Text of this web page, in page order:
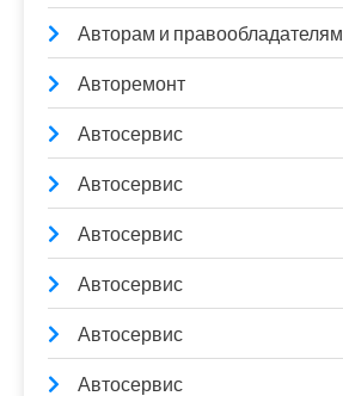
Авторам и правообладателям
Авторемонт
Автосервис
Автосервис
Автосервис
Автосервис
Автосервис
Автосервис